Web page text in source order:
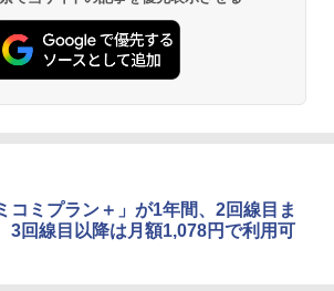
コミプラン＋」が1年間、2回線目ま
3回線目以降は月額1,078円で利用可